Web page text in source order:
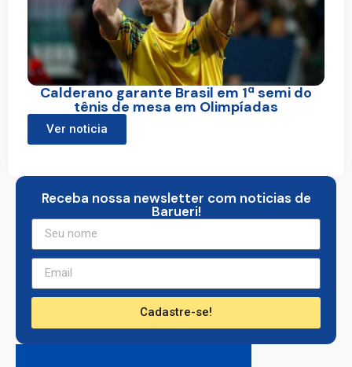
Calderano garante Brasil em 1ª semi do
tênis de mesa em Olimpíadas
Ver noticia
Receba nossa newsletter com noticias de
Barueri!
Cadastre-se!